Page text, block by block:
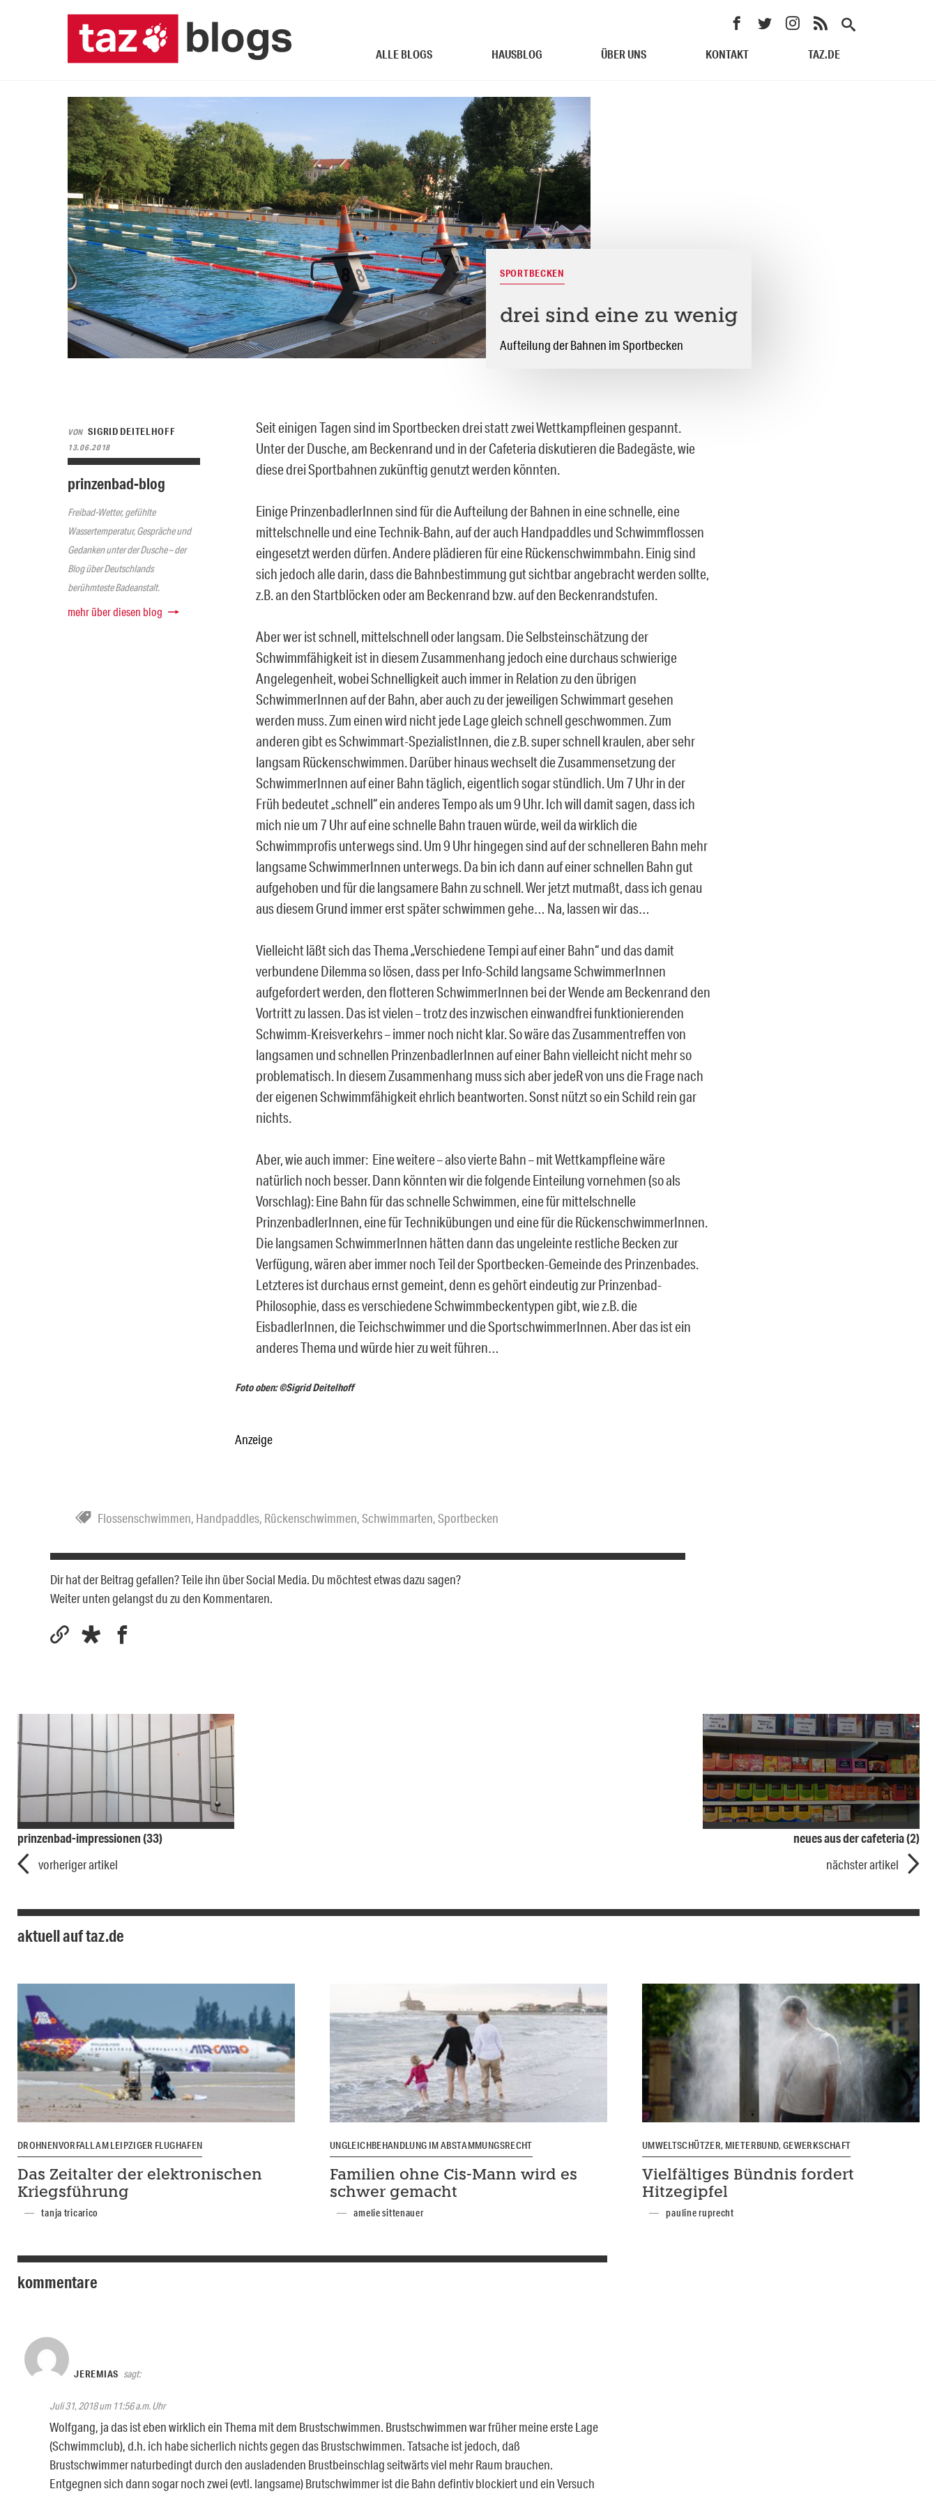
ALLE BLOGS HAUSBLOG ÜBER UNS KONTAKT TAZ.DE
SPORTBECKEN
drei sind eine zu wenig
Aufteilung der Bahnen im Sportbecken
VON SIGRID DEITELHOFF
13.06.2018
prinzenbad-blog
Freibad-Wetter, gefühlte
Wassertemperatur, Gespräche und
Gedanken unter der Dusche – der
Blog über Deutschlands
berühmteste Badeanstalt.
mehr über diesen blog
Seit einigen Tagen sind im Sportbecken drei statt zwei Wettkampfleinen gespannt.
Unter der Dusche, am Beckenrand und in der Cafeteria diskutieren die Badegäste, wie
diese drei Sportbahnen zukünftig genutzt werden könnten.
Einige PrinzenbadlerInnen sind für die Aufteilung der Bahnen in eine schnelle, eine
mittelschnelle und eine Technik-Bahn, auf der auch Handpaddles und Schwimmflossen
eingesetzt werden dürfen. Andere plädieren für eine Rückenschwimmbahn. Einig sind
sich jedoch alle darin, dass die Bahnbestimmung gut sichtbar angebracht werden sollte,
z.B. an den Startblöcken oder am Beckenrand bzw. auf den Beckenrandstufen.
Aber wer ist schnell, mittelschnell oder langsam. Die Selbsteinschätzung der
Schwimmfähigkeit ist in diesem Zusammenhang jedoch eine durchaus schwierige
Angelegenheit, wobei Schnelligkeit auch immer in Relation zu den übrigen
SchwimmerInnen auf der Bahn, aber auch zu der jeweiligen Schwimmart gesehen
werden muss. Zum einen wird nicht jede Lage gleich schnell geschwommen. Zum
anderen gibt es Schwimmart-SpezialistInnen, die z.B. super schnell kraulen, aber sehr
langsam Rückenschwimmen. Darüber hinaus wechselt die Zusammensetzung der
SchwimmerInnen auf einer Bahn täglich, eigentlich sogar stündlich. Um 7 Uhr in der
Früh bedeutet „schnell“ ein anderes Tempo als um 9 Uhr. Ich will damit sagen, dass ich
mich nie um 7 Uhr auf eine schnelle Bahn trauen würde, weil da wirklich die
Schwimmprofis unterwegs sind. Um 9 Uhr hingegen sind auf der schnelleren Bahn mehr
langsame SchwimmerInnen unterwegs. Da bin ich dann auf einer schnellen Bahn gut
aufgehoben und für die langsamere Bahn zu schnell. Wer jetzt mutmaßt, dass ich genau
aus diesem Grund immer erst später schwimmen gehe… Na, lassen wir das…
Vielleicht läßt sich das Thema „Verschiedene Tempi auf einer Bahn“ und das damit
verbundene Dilemma so lösen, dass per Info-Schild langsame SchwimmerInnen
aufgefordert werden, den flotteren SchwimmerInnen bei der Wende am Beckenrand den
Vortritt zu lassen. Das ist vielen – trotz des inzwischen einwandfrei funktionierenden
Schwimm-Kreisverkehrs – immer noch nicht klar. So wäre das Zusammentreffen von
langsamen und schnellen PrinzenbadlerInnen auf einer Bahn vielleicht nicht mehr so
problematisch. In diesem Zusammenhang muss sich aber jedeR von uns die Frage nach
der eigenen Schwimmfähigkeit ehrlich beantworten. Sonst nützt so ein Schild rein gar
nichts.
Aber, wie auch immer: Eine weitere – also vierte Bahn – mit Wettkampfleine wäre
natürlich noch besser. Dann könnten wir die folgende Einteilung vornehmen (so als
Vorschlag): Eine Bahn für das schnelle Schwimmen, eine für mittelschnelle
PrinzenbadlerInnen, eine für Technikübungen und eine für die RückenschwimmerInnen.
Die langsamen SchwimmerInnen hätten dann das ungeleinte restliche Becken zur
Verfügung, wären aber immer noch Teil der Sportbecken-Gemeinde des Prinzenbades.
Letzteres ist durchaus ernst gemeint, denn es gehört eindeutig zur Prinzenbad-
Philosophie, dass es verschiedene Schwimmbeckentypen gibt, wie z.B. die
EisbadlerInnen, die Teichschwimmer und die SportschwimmerInnen. Aber das ist ein
anderes Thema und würde hier zu weit führen…
Foto oben: ©Sigrid Deitelhoff
Anzeige
Flossenschwimmen, Handpaddles, Rückenschwimmen,Schwimmarten,Sportbecken
Dir hat der Beitrag gefallen? Teile ihn über Social Media. Du möchtest etwas dazu sagen?
Weiter unten gelangst du zu den Kommentaren.
prinzenbad-impressionen (33)
vorheriger artikel
neues aus der cafeteria (2)
nächster artikel
aktuell auf taz.de
DROHNENVORFALL AM LEIPZIGER FLUGHAFEN
Das Zeitalter der elektronischen
Kriegsführung
tanja tricarico
UNGLEICHBEHANDLUNG IM ABSTAMMUNGSRECHT
Familien ohne Cis-Mann wird es
schwer gemacht
amelie sittenauer
UMWELTSCHÜTZER, MIETERBUND, GEWERKSCHAFT
Vielfältiges Bündnis fordert
Hitzegipfel
pauline ruprecht
kommentare
JEREMIAS sagt:
Juli 31, 2018 um 11:56 a.m. Uhr
Wolfgang, ja das ist eben wirklich ein Thema mit dem Brustschwimmen. Brustschwimmen war früher meine erste Lage
(Schwimmclub), d.h. ich habe sicherlich nichts gegen das Brustschwimmen. Tatsache ist jedoch, daß
Brustschwimmer naturbedingt durch den ausladenden Brustbeinschlag seitwärts viel mehr Raum brauchen.
Entgegnen sich dann sogar noch zwei (evtl. langsame) Brutschwimmer ist die Bahn defintiv blockiert und ein Versuch